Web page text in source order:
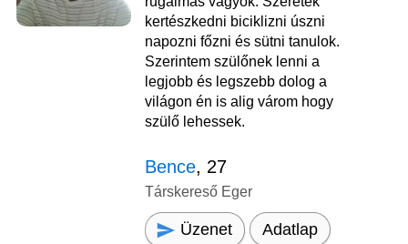
kertészkedni biciklizni úszni
napozni főzni és sütni tanulok.
Szerintem szülőnek lenni a
legjobb és legszebb dolog a
világon én is alig várom hogy
szülő lehessek.
Bence, 27
Társkereső Eger
Üzenet Adatlap